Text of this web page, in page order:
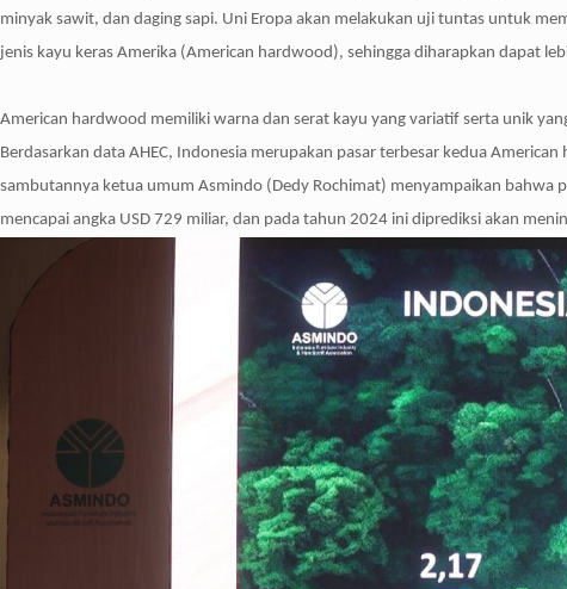
minyak sawit, dan daging sapi. Uni Eropa akan melakukan uji tuntas untuk
jenis kayu keras Amerika (American hardwood), sehingga diharapkan dapat
American hardwood memiliki warna dan serat kayu yang variatif serta unik
Berdasarkan data AHEC, Indonesia merupakan pasar terbesar kedua
sambutannya ketua umum Asmindo (Dedy Rochimat) menyampaikan
mencapai angka USD 729 miliar, dan pada tahun 2024 ini diprediksi akan